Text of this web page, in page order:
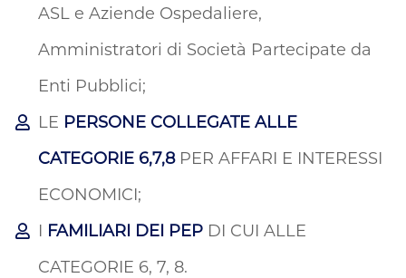
ASL e Aziende Ospedaliere,
Amministratori di Società Partecipate da
Enti Pubblici;
LE PERSONE COLLEGATE ALLE
CATEGORIE 6,7,8PER AFFARI E INTERESSI
ECONOMICI;
I FAMILIARI DEI PEP DI CUI ALLE
CATEGORIE 6, 7, 8.